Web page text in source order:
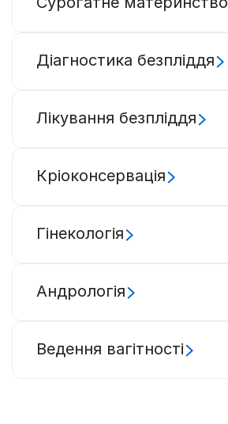
Діагностика безпліддя
Лікування безпліддя
Кріоконсервація
Гінекологія
Андрологія
Ведення вагітності